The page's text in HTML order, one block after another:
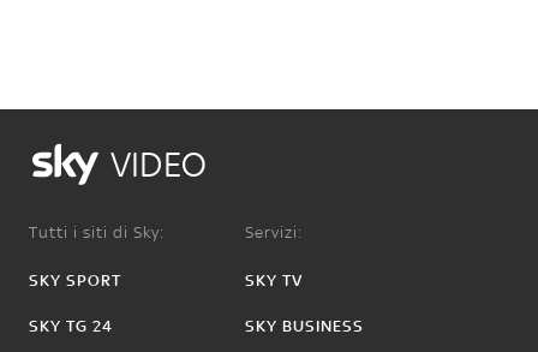
VIDEO
Tutti i siti di Sky:
SKY SPORT
SKY TG 24
Servizi:
SKY TV
SKY BUSINESS